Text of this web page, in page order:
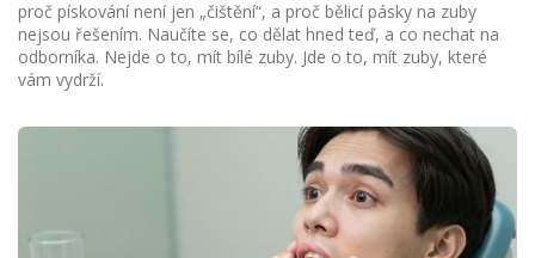
proč pískování není jen „čištění“, a proč bělicí pásky na zuby
nejsou řešením. Naučíte se, co dělat hned teď, a co nechat na
odborníka. Nejde o to, mít bílé zuby. Jde o to, mít zuby, které
vám vydrží.